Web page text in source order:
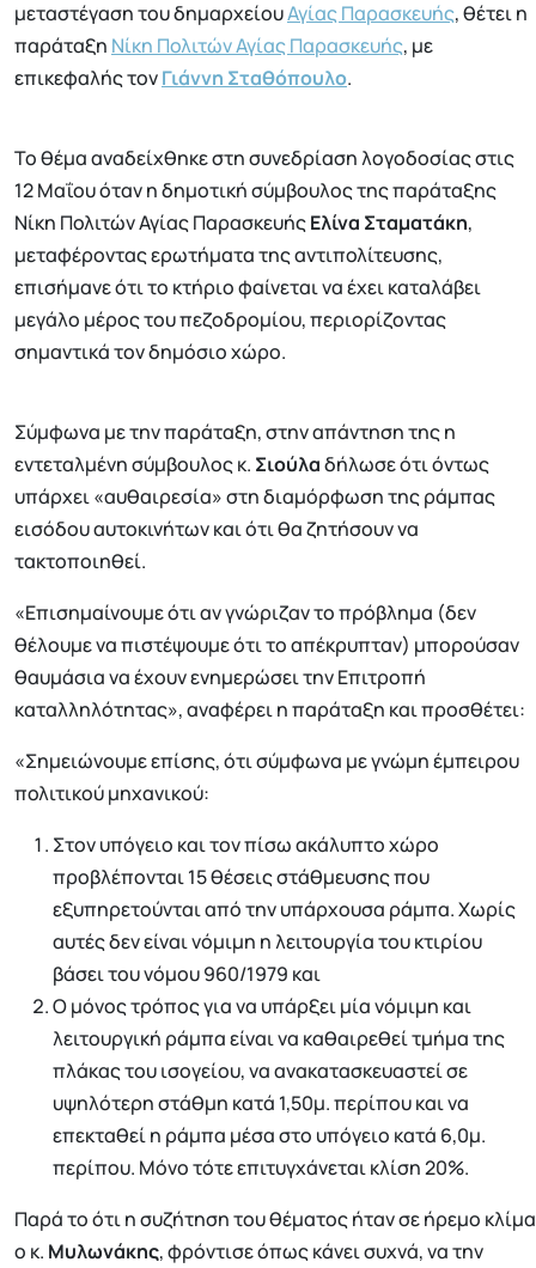
μεταστέγαση του δημαρχείουΑγίας Παρασκευής, θέτει η
παράταξη Νίκη Πολιτών Αγίας Παρασκευής, με
επικεφαλής τονΓιάννη Σταθόπουλο.
Το θέμα αναδείχθηκε στη συνεδρίαση λογοδοσίας στις
12 Μαΐου όταν η δημοτική σύμβουλος της παράταξης
Νίκη Πολιτών Αγίας ΠαρασκευήςΕλίνα Σταματάκη,
μεταφέροντας ερωτήματα της αντιπολίτευσης,
επισήμανε ότι το κτήριο φαίνεται να έχει καταλάβει
μεγάλο μέρος του πεζοδρομίου, περιορίζοντας
σημαντικά τον δημόσιο χώρο.
Σύμφωνα με την παράταξη, στην απάντηση της η
εντεταλμένη σύμβουλος κ. Σιούλαδήλωσε ότι όντως
υπάρχει «αυθαιρεσία» στη διαμόρφωση της ράμπας
εισόδου αυτοκινήτων και ότι θα ζητήσουν να
τακτοποιηθεί.
«Επισημαίνουμε ότι αν γνώριζαν το πρόβλημα (δεν
θέλουμε να πιστέψουμε ότι το απέκρυπταν) μπορούσαν
θαυμάσια να έχουν ενημερώσει την Επιτροπή
καταλληλότητας», αναφέρει η παράταξη και προσθέτει:
«Σημειώνουμε επίσης, ότι σύμφωνα με γνώμη έμπειρου
πολιτικού μηχανικού:
Στον υπόγειο και τον πίσω ακάλυπτο χώρο
προβλέπονται 15 θέσεις στάθμευσης που
εξυπηρετούνται από την υπάρχουσα ράμπα. Χωρίς
αυτές δεν είναι νόμιμη η λειτουργία του κτιρίου
βάσει του νόμου 960/1979 και
Ο μόνος τρόπος για να υπάρξει μία νόμιμη και
λειτουργική ράμπα είναι να καθαιρεθεί τμήμα της
πλάκας του ισογείου, να ανακατασκευαστεί σε
υψηλότερη στάθμη κατά 1,50μ. περίπου και να
επεκταθεί η ράμπα μέσα στο υπόγειο κατά 6,0μ.
περίπου. Μόνο τότε επιτυγχάνεται κλίση 20%.
Παρά το ότι η συζήτηση του θέματος ήταν σε ήρεμο κλίμα
ο κ. Μυλωνάκης, φρόντισε όπως κάνει συχνά, να την